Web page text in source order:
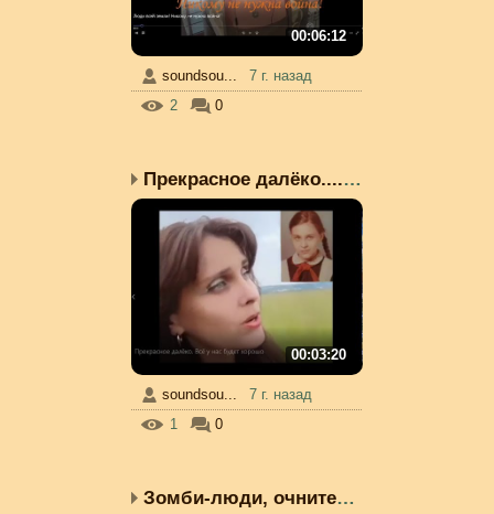
00:06:12
soundsou...
7 г. назад
2
0
Прекрасное далёко.... В...
00:03:20
soundsou...
7 г. назад
1
0
Зомби-люди, очнитесь!